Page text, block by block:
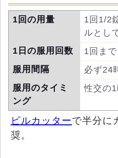
1回の用量
1回1/2
ルとし
1日の服用回数
1回まで
服用間隔
必ず24
服用のタイミ
ング
性交の
ピルカッターで半分に
奨。